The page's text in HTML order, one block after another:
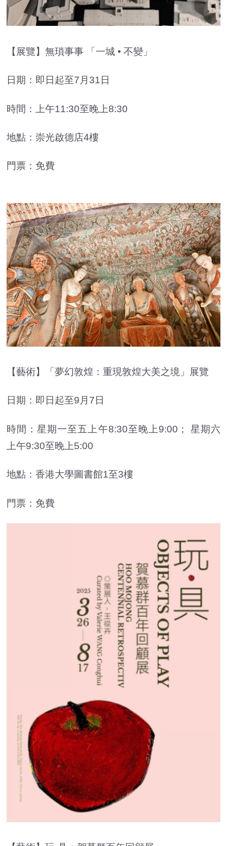
【展覽】無瑣事事 「一城 • 不變」
日期：即日起至7月31日
時間：上午11:30至晚上8:30
地點：崇光啟德店4樓
門票：免費
【藝術】「夢幻敦煌：重現敦煌大美之境」展覽
日期：即日起至9月7日
時間：星期一至五上午8:30至晚上9:00； 星期六
上午9:30至晚上5:00
地點：香港大學圖書館1至3樓
門票：免費